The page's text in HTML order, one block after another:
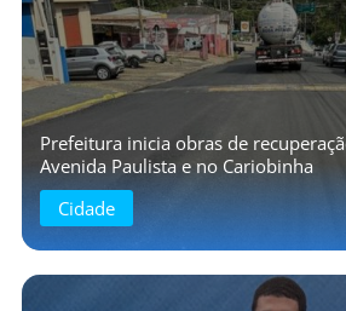
Prefeitura inicia obras de
Avenida Paulista e no Cariobinha
Cidade